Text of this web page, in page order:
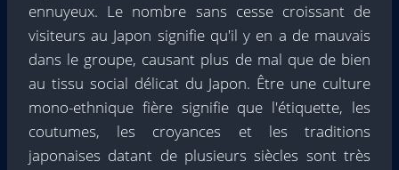
ennuyeux. Le nombre sans cesse croissant de
visiteurs au Japon signifie qu'il y en a de mauvais
dans le groupe, causant plus de mal que de bien
au tissu social délicat du Japon. Être une culture
mono-ethnique fière signifie que l'étiquette, les
coutumes, les croyances et les traditions
japonaises datant de plusieurs siècles sont très